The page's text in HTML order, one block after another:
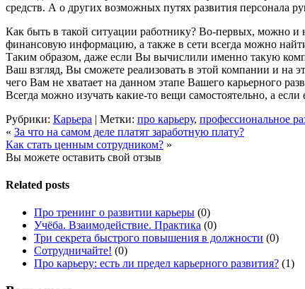
средств. А о других возможных путях развития персонала
Как быть в такой ситуации работнику? Во-первых, можно и
финансовую информацию, а также в сети всегда можно
Таким образом, даже если Вы вычислили именно такую
Ваш взгляд, Вы сможете реализовать в этой компании и на
чего Вам не хватает на данном этапе Вашего карьерного
Всегда можно изучать какие-то вещи самостоятельно, а
Рубрики: Карьера | Метки: про карьеру, профессиональное
« За что на самом деле платят заработную плату?
Как стать ценным сотрудником? »
Вы можете оставить свой отзыв
Related posts
Про тренинг о развитии карьеры (0)
Учёба. Взаимодействие. Практика (0)
Три секрета быстрого повышения в должности (0)
Сотрудничайте! (0)
Про карьеру: есть ли предел карьерного развития? (1)